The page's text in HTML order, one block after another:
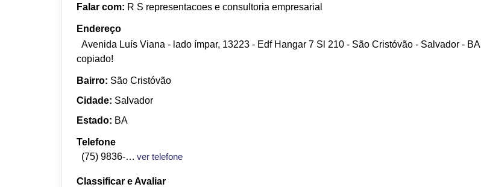
Falar com: R S representacoes e consultoria empresarial
Endereço
Avenida Luís Viana - lado ímpar, 13223 - Edf Hangar 7 Sl 210 - São Cristóvão - Salvador - BA
copiado!
Bairro: São Cristóvão
Cidade: Salvador
Estado: BA
Telefone
(75) 9836-8585
ver telefone
Classificar e Avaliar